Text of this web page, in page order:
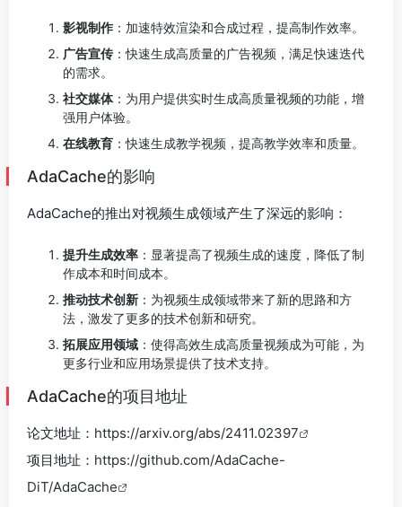
影视制作 ：加速特效渲染和合成过程，提高制作效率。
广告宣传 ：快速生成高质量的广告视频，满足快速迭代
的需求。
社交媒体：为用户提供实时生成高质量视频的功能，增
强用户体验。
在线教育 ：快速生成教学视频，提高教学效率和质量。
AdaCache的影响
AdaCache的推出对视频生成领域产生了深远的影响：
提升生成效率 ：显著提高了视频生成的速度，降低了制
作成本和时间成本。
推动技术创新 ：为视频生成领域带来了新的思路和方
法，激发了更多的技术创新和研究。
拓展应用领域 ：使得高效生成高质量视频成为可能，为
更多行业和应用场景提供了技术支持。
AdaCache的项目地址
论文地址： https://arxiv.org/abs/2411.02397
项目地址： https://github.com/AdaCache-
DiT/AdaCache